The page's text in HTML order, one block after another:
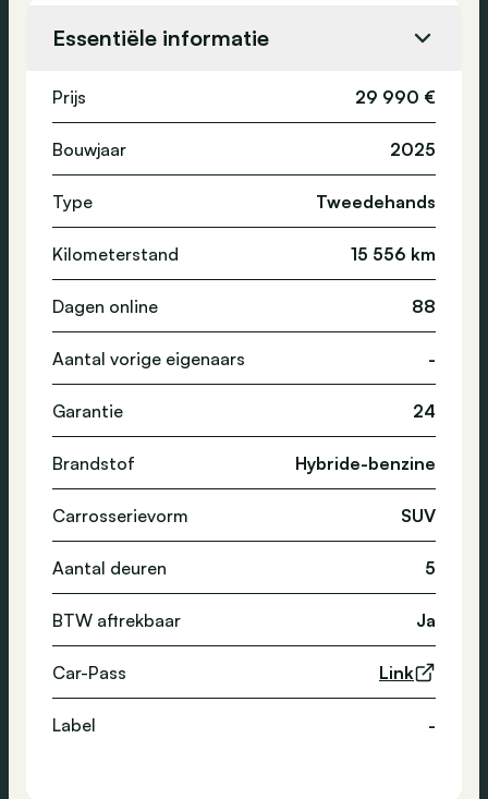
Essentiële informatie
Prijs 29 990 €
Bouwjaar 2025
Type Tweedehands
Kilometerstand 15 556 km
Dagen online 88
Aantal vorige eigenaars -
Garantie 24
Brandstof Hybride-benzine
Carrosserievorm SUV
Aantal deuren 5
BTW aftrekbaar Ja
Car-Pass Link
Label -